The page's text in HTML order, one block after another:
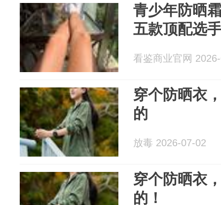
青少年防晒
五款顶配选
看鉴商业官网
穿个防晒衣
的
放毒 2026-07-02
穿个防晒衣
的！